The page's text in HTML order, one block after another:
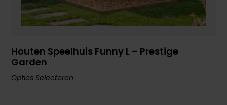
Houten Speelhuis Funny L – Prestige
Garden
Opties Selecteren